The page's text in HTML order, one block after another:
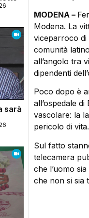
sarà
MODENA –
Modena. La
viceparroco di
comunità
all’angolo tra
dipendenti
Poco dopo è
all’ospedale
vascolare: la
pericolo di
Sul fatto
telecamera
che l’uomo
che non si sia